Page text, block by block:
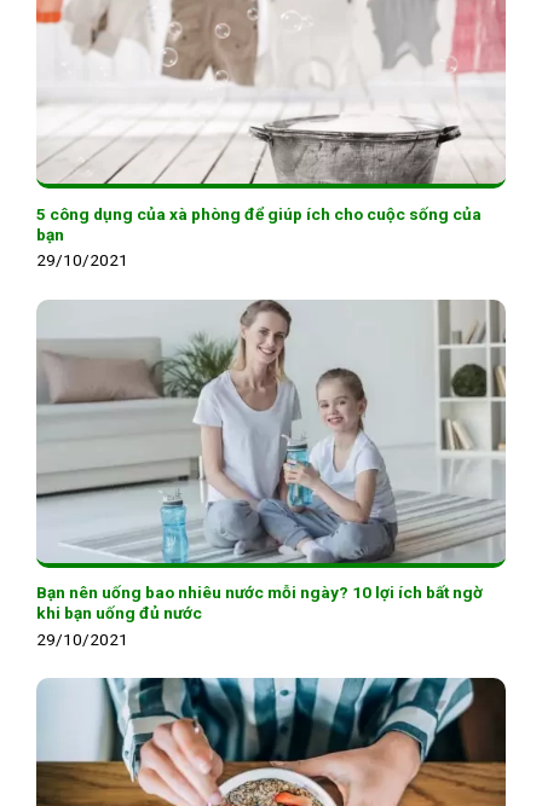
5 công dụng của xà phòng để giúp ích cho cuộc sống của
bạn
29/10/2021
Bạn nên uống bao nhiêu nước mỗi ngày? 10 lợi ích bất ngờ
khi bạn uống đủ nước
29/10/2021